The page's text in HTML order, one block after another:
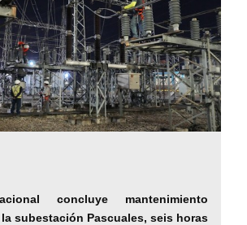
concluye mantenimiento
subestación Pascuales, seis horas